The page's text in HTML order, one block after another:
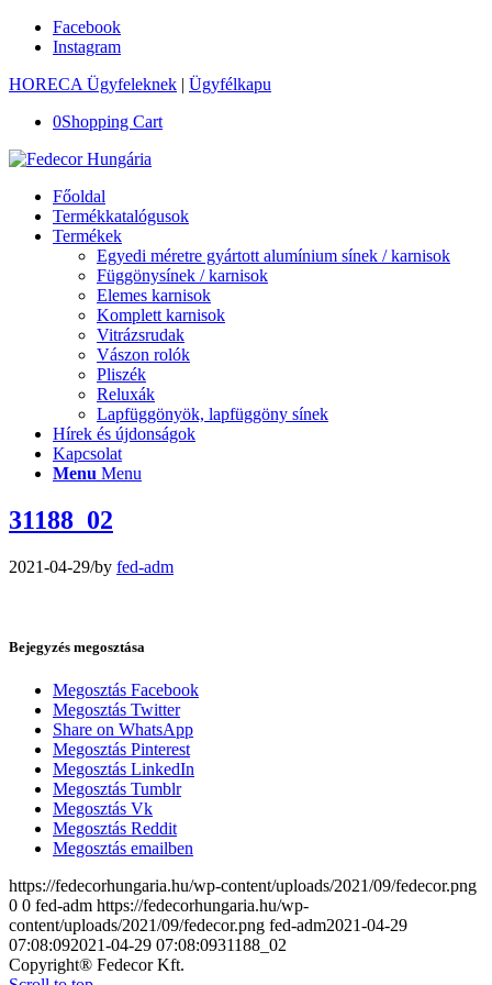
Facebook
Instagram
HORECA Ügyfeleknek | Ügyfélkapu
0Shopping Cart
Főoldal
Termékkatalógusok
Termékek
Egyedi méretre gyártott alumínium sínek / karnisok
Függönysínek / karnisok
Elemes karnisok
Komplett karnisok
Vitrázsrudak
Vászon rolók
Pliszék
Reluxák
Lapfüggönyök, lapfüggöny sínek
Hírek és újdonságok
Kapcsolat
Menu Menu
31188_02
2021-04-29/by fed-adm
Bejegyzés megosztása
Megosztás Facebook
Megosztás Twitter
Share on WhatsApp
Megosztás Pinterest
Megosztás LinkedIn
Megosztás Tumblr
Megosztás Vk
Megosztás Reddit
Megosztás emailben
https://fedecorhungaria.hu/wp-content/uploads/2021/09/fedecor.png
0 0 fed-adm https://fedecorhungaria.hu/wp-
content/uploads/2021/09/fedecor.png fed-adm2021-04-29
07:08:092021-04-29 07:08:0931188_02
Copyright® Fedecor Kft.